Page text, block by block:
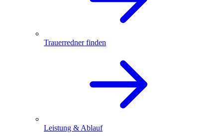
Trauerredner finden
Leistung & Ablauf